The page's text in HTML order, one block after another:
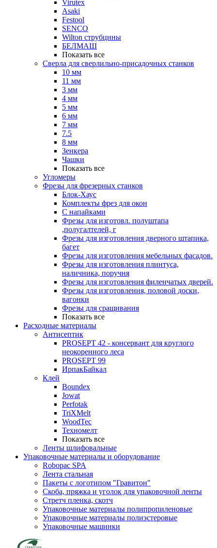
Virutex
Asaki
Festool
SENCO
Wilton струбцины
БЕЛМАШ
Показать все
Сверла для сверлильно-присадочных станков
10 мм
11 мм
3 мм
4 мм
5 мм
6 мм
7 мм
7.5
8 мм
Зенкера
Чашки
Показать все
Угломеры
Фрезы для фрезерных станков
Блок-Хаус
Комплекты фрез для окон
С напайками
Фрезы для изготовл. полуштапа
,полугалтелей, г
Фрезы для изготовления дверного штапика,
багет
Фрезы для изготовления мебельных фасадов.
Фрезы для изготовления плинтуса,
наличника, поручня
Фрезы для изготовления филенчатых дверей.
Фрезы для изготовления, половой доски,
вагонки
Фрезы для сращивания
Показать все
Расходные материалы
Антисептик
PROSEPT 42 - консервант для круглого
неокоренного леса
PROSEPT 99
ИрпакБайкал
Клей
Boundex
Jowat
Perfotak
TriXMelt
WoodTec
Техномелт
Показать все
Ленты шлифовальные
Упаковочные материалы и оборудование
Robopac SPA
Лента стальная
Пакеты с логотипом "Гравитон"
Скоба, пряжка и уголок для упаковочной ленты
Стретч пленка, скотч
Упаковочные материалы полипропиленовые
Упаковочные материалы полиэстеровые
Упаковочные машинки